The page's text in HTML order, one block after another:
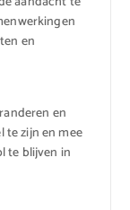
en
en
te zijn en mee
te blijven in